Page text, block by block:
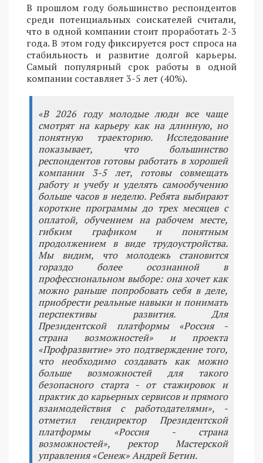
В прошлом году большинство респондентов
среди потенциальных соискателей считали,
что в одной компании стоит проработать 2-3
года. В этом году фиксируется рост спроса на
стабильность и развитие долгой карьеры.
Самый популярный срок работы в одной
компании составляет 3-5 лет (40%).
«В 2026 году молодые люди все чаще
смотрят на карьеру как на длинную, но
понятную траекторию. Исследование
показывает, что большинство
респондентов готовы работать в хорошей
компании 3-5 лет, готовы совмещать
работу и учебу и уделять самообучению
больше часов в неделю. Ребята выбирают
короткие программы до трех месяцев с
оплатой, обучением на рабочем месте,
гибким графиком и понятным
продолжением в виде трудоустройства.
Мы видим, что молодежь становится
гораздо более осознанной в
профессиональном выборе: она хочет как
можно раньше попробовать себя в деле,
приобрести реальные навыки и понимать
перспективы развития. Для
Президентской платформы «Россия -
страна возможностей» и проекта
«Профразвитие» это подтверждение того,
что необходимо создавать как можно
больше возможностей для такого
безопасного старта - от стажировок и
практик до карьерных сервисов и прямого
взаимодействия с работодателями», -
отметил гендиректор Президентской
платформы «Россия - страна
возможностей», ректор Мастерской
управления «Сенеж» Андрей Бетин.